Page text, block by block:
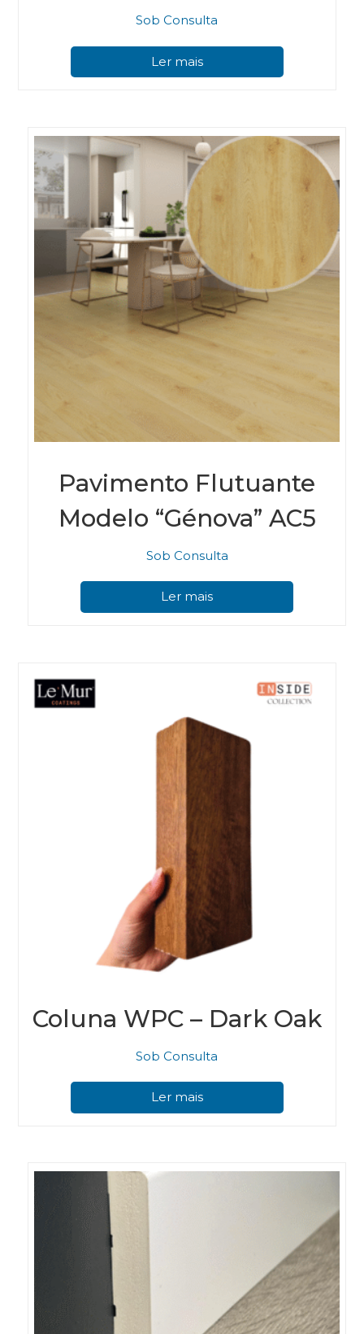
Sob Consulta
Ler mais
Pavimento Flutuante
Modelo “Génova” AC5
Sob Consulta
Ler mais
Coluna WPC – Dark Oak
Sob Consulta
Ler mais